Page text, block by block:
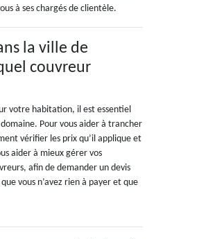
à ses chargés de clientèle.
la ville de
couvreur
votre habitation, il est essentiel
Pour vous aider à trancher
vérifier les prix qu’il applique et
aider à mieux gérer vos
afin de demander un devis
vous n’avez rien à payer et que